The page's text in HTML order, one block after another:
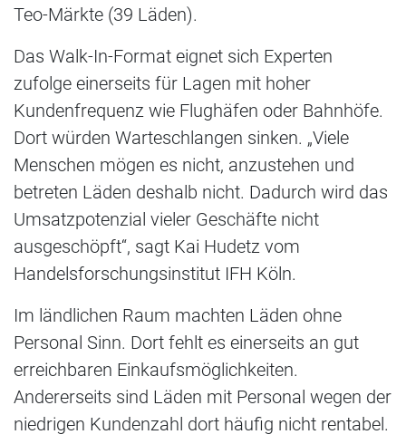
Teo-Märkte (39 Läden).
Das Walk-In-Format eignet sich Experten
zufolge einerseits für Lagen mit hoher
Kundenfrequenz wie Flughäfen oder Bahnhöfe.
Dort würden Warteschlangen sinken. „Viele
Menschen mögen es nicht, anzustehen und
betreten Läden deshalb nicht. Dadurch wird das
Umsatzpotenzial vieler Geschäfte nicht
ausgeschöpft“, sagt Kai Hudetz vom
Handelsforschungsinstitut IFH Köln.
Im ländlichen Raum machten Läden ohne
Personal Sinn. Dort fehlt es einerseits an gut
erreichbaren Einkaufsmöglichkeiten.
Andererseits sind Läden mit Personal wegen der
niedrigen Kundenzahl dort häufig nicht rentabel.